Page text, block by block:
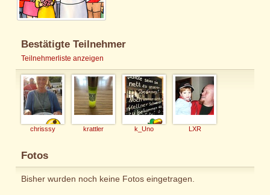
Bestätigte Teilnehmer
Teilnehmerliste anzeigen
chrisssy krattler k_Uno LXR
Fotos
Bisher wurden noch keine Fotos eingetragen.